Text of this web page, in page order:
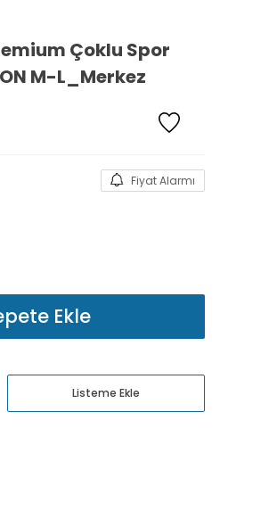
Çoklu Spor
M-L_Merkez
Fiyat Alarmı
Ekle
Listeme Ekle